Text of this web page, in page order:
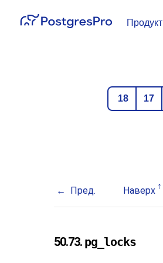
18
17
Пред. Наверх
50.73. pg_locks